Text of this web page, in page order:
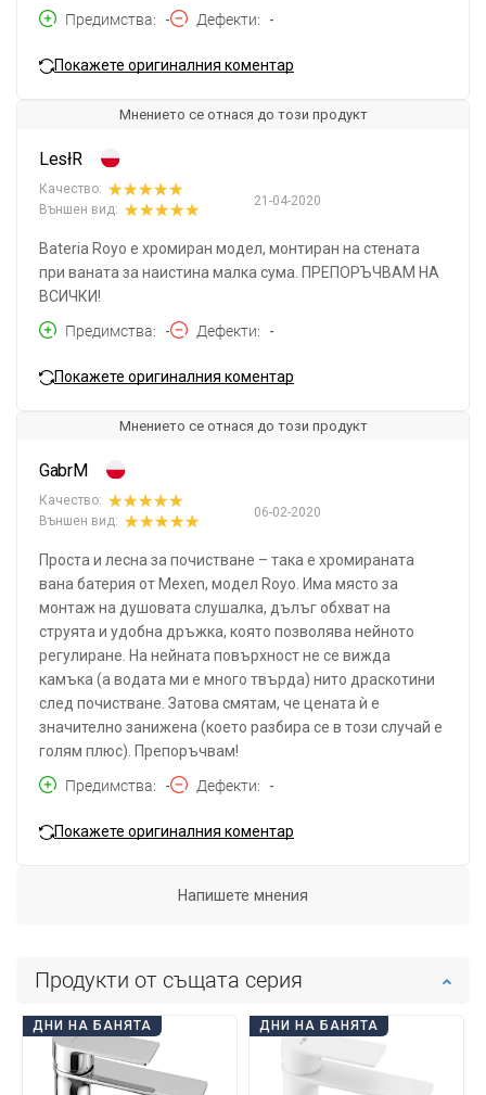
Предимства
- Дефекти -
Покажете оригиналния коментар
Мнението се отнася до този продукт
LesłR
21-04-2020
Качество:
Външен вид:
Bateria Royo е хромиран модел, монтиран на стената
при ваната за наистина малка сума. ПРЕПОРЪЧВАМ НА
ВСИЧКИ!
Предимства
- Дефекти -
Покажете оригиналния коментар
Мнението се отнася до този продукт
GabrM
06-02-2020
Качество:
Външен вид:
Проста и лесна за почистване – така е хромираната
вана батерия от Mexen, модел Royo. Има място за
монтаж на душовата слушалка, дълъг обхват на
струята и удобна дръжка, която позволява нейното
регулиране. На нейната повърхност не се вижда
камъка (а водата ми е много твърда) нито драскотини
след почистване. Затова смятам, че цената ѝ е
значително занижена (което разбира се в този случай е
голям плюс). Препоръчвам!
Предимства
- Дефекти -
Покажете оригиналния коментар
Напишете мнения
Продукти от същата серия
ДНИ НА БАНЯТА ДНИ НА БАНЯТА